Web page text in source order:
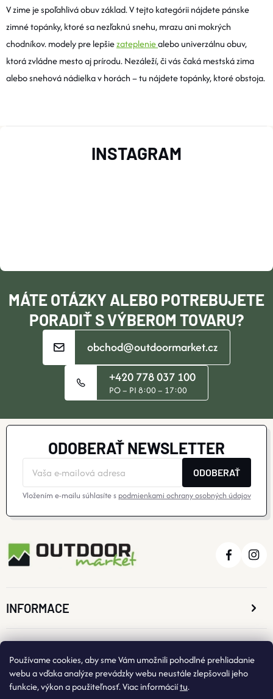
Používame cookies, aby sme Vám umožnili pohodlné prehliadanie
webu a vďaka analýze prevádzky webu neustále zlepšovali jeho
funkcie, výkon a použiteľnosť. Viac informáciítu.
V
L
Á
D
Y
S
V zime je spoľahlivá obuv základ. V tejto kategórii nájdete pánske
zimné topánky, ktoré sa nezľaknú snehu, mrazu ani mokrých
chodníkov. modely pre lepšiezatepleniealebo univerzálnu obuv,
ktorá zvládne mesto aj prírodu. Nezáleží, či vás čaká mestská zima
alebo snehová nádielka v horách – tu nájdete topánky, ktoré obstoja.
T
MÁTE OTÁZKY ALEBO POTREBUJETE
PORADIŤ S VÝBEROM TOVARU?
obchod@outdoormarket.cz
+420 778 037 100
PO – PI 8:00 – 17:00
INSTAGRAM
ODOBERAŤ NEWSLETTER
ODOBERAŤ
Vložením e-mailu súhlasíte s podmienkami ochrany osobných údajov
INFORMACE
KONTAKTNÉ ÚDAJE